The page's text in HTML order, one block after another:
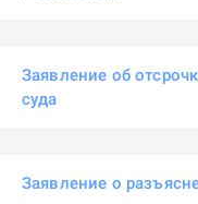
Заявление об
суда
Заявление о